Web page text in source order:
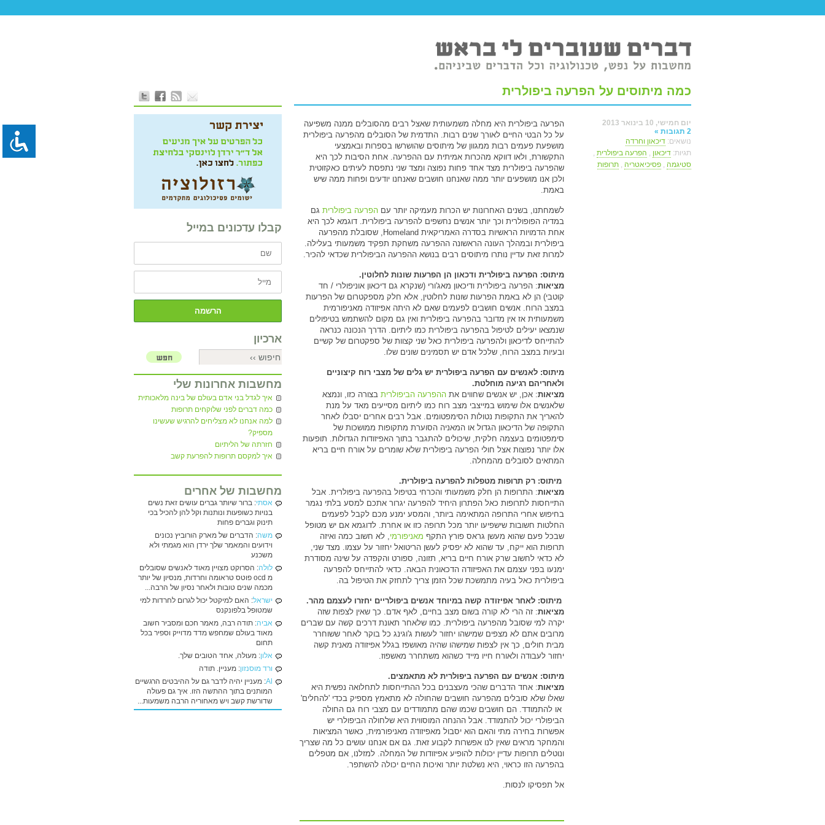
כמה מיתוסים על הפרעה ביפולרית
יום חמישי, 10 בינואר 2013
2 תגובות »
נושאים: דיכאון וחרדה
תגיות: דיכאון , הפרעה ביפולרית ,
סטיגמה , פסיכיאטריה , תרופות
הפרעה ביפולרית היא מחלה משמעותית שאצל רבים מהסובלים ממנה משפיעה
על כל הבטי החיים לאורך שנים רבות. התדמית של הסובלים מהפרעה ביפולרית
מושפעת פעמים רבות ממגוון של מיתוסים שהושרשו בספרות ובאמצעי
התקשורת, ולאו דווקא מהכרות אמיתית עם ההפרעה. אחת הסיבות לכך היא
שהפרעה ביפולרית מצד אחד פחות נפוצה ומצד שני נתפסת לעיתים כאקזוטית
ולכן אנו מושפעים יותר ממה שאנחנו חושבים שאנחנו יודעים ופחות ממה שיש
באמת.
לשמחתנו, בשנים האחרונות יש הכרות מעמיקה יותר עם הפרעה ביפולרית גם
במדיה הפופולרית וכך יותר אנשים נחשפים להפרעה ביפולרית. דוגמא לכך היא
אחת הדמויות הראשיות בסדרה האמריקאית Homeland, שסובלת מהפרעה
ביפולרית ובמהלך העונה הראשונה ההפרעה משחקת תפקיד משמעותי בעלילה.
למרות זאת עדיין נותרו מיתוסים רבים בנושא ההפרעה הביפולרית שכדאי להכיר.
מיתוס: הפרעה ביפולרית ודכאון הן הפרעות שונות לחלוטין.
מציאות: הפרעה ביפולרית ודיכאון מאג'ורי (שנקרא גם דיכאון אוניפולרי / חד
קוטבי) הן לא באמת הפרעות שונות לחלוטין, אלא חלק מספקטרום של הפרעות
במצב הרוח. אנשים חושבים לפעמים שאם לא היתה אפיזודה מאניפורמית
משמעותית אז אין מדובר בהפרעה ביפולרית ואין גם מקום להשתמש בטיפולים
שנמצאו יעילים לטיפול בהפרעה ביפולרית כמו ליתיום. הדרך הנכונה כנראה
להתייחס לדיכאון ולהפרעה ביפולרית כאל שני קצוות של ספקטרום של קשיים
ובעיות במצב הרוח, שלכל אדם יש תסמינים שונים שלו.
מיתוס: לאנשים עם הפרעה ביפולרית יש גלים של מצבי רוח קיצוניים
ולאחריהם רגיעה מוחלטת.
מציאות: אכן, יש אנשים שחווים את ההפרעה הביפולרית בצורה כזו, ונמצא
שלאנשים אלו שימוש במייצבי מצב רוח כמו ליתיום מסייעים מאד על מנת
להאריך את התקופות נטולות הסימפטומים. אבל רבים אחרים יסבלו לאחר
התקופה של הדיכאון הגדול או המאניה הסוערת מתקופות ממושכות של
סימפטומים בעצמה חלקית, שיכולים להתגבר בתוך האפיזודות הגדולות. תופעות
אלו יותר נפוצות אצל חולי הפרעה ביפולרית שלא שומרים על אורח חיים בריא
המתאים לסובלים מהמחלה.
מיתוס: רק תרופות מטפלות להפרעה ביפולרית.
מציאות: התרופות הן חלק משמעותי והכרחי בטיפול בהפרעה ביפולרית. אבל
התייחסות לתרופות כאל הפתרון היחיד להפרעה יגרור אתכם למסע בלתי נגמר
בחיפוש אחרי התרופה המתאימה ביותר, והמסע ימנע מכם לקבל לפעמים
החלטות חשובות שישפיעו יותר מכל תרופה כזו או אחרת. לדוגמא אם יש מטופל
שבכל פעם שהוא מעשן גראס פורץ התקף מאניפורמי, לא חשוב כמה ואיזה
תרופות הוא ייקח, עד שהוא לא יפסיק לעשן הריטואל יחזור על עצמו. מצד שני,
לא כדאי לחשוב שרק אורח חיים בריא, תזונה, ספורט והקפדה על שינה מסודרת
ימנעו בפני עצמם את האפיזודה הדכאונית הבאה. כדאי להתייחס להפרעה
ביפולרית כאל בעיה מתמשכת שכל הזמן צריך לתחזק את הטיפול בה.
מיתוס: לאחר אפיזודה קשה במיוחד אנשים ביפולריים יחזרו לעצמם מהר.
מציאות: זה הרי לא קורה בשום מצב בחיים, לאף אדם. כך שאין לצפות שזה
יקרה למי שסובל מהפרעה ביפולרית. כמו שלאחר תאונת דרכים קשה עם שברים
מרובים אתם לא מצפים שמישהו יחזור לעשות ג'וגינג כל בוקר לאחר ששוחרר
מבית חולים, כך אין לצפות שמישהו שהיה מאושפז בגלל אפיזודה מאנית קשה
יחזור לעבודה ולאורח חייו מייד כשהוא משתחרר מאשפוז.
מיתוס: אנשים עם הפרעה ביפולרית לא מתאמצים.
מציאות: אחד הדברים שהכי מעצבנים בכל ההתייחסות לתחלואה נפשית היא
שאלו שלא סובלים מהפרעה חושבים שהחולה לא מתאמץ מספיק בכדי 'להחלים'
או להתמודד. הם חושבים שכמו שהם מתמודדים עם מצבי רוח גם החולה
הביפולרי יכול להתמודד. אבל ההנחה המוסווית היא שלחולה הביפולרי יש
אפשרות בחירה מתי והאם הוא יסבול מאפיזודה מאניפורמית, כאשר המציאות
והמחקר מראים שאין לנו אפשרות לקבוע זאת. גם אם אנחנו עושים כל מה שצריך
ונוטלים תרופות עדיין יכולות להופיע אפיזודות של המחלה. למזלנו, אם מטפלים
בהפרעה הזו כראוי, היא נשלטת יותר ואיכות החיים יכולה להשתפר.
אל תפסיקו לנסות.
קבלו עדכונים במייל
ארכיון
מחשבות אחרונות שלי
איך לגדל בני אדם בעולם של בינה מלאכותית
כמה דברים לפני שלוקחים תרופות
למה אנחנו לא מצליחים להרגיש שעשינו
מספיק?
חזרתה של הליתיום
איך למקסם תרופות להפרעת קשב
מחשבות של אחרים
אסתי: ברור שיותר גברים עושים זאת נשים
בנויות כשופעות ונותנות וקל להן להכיל בכי
תינוק וגברים פחות
משה: הדברים של מארק הורוביץ נכונים
וידועים והמאמר שלך ירדן הוא מגמתי ולא
משכנע
לולה: הסרוקט מצויין מאוד לאנשים שסובלים
מ ocd פוטס טראומה וחרדות, מנסיון של יותר
מכמה שנים טובות ולאחר נסיון של הרבה...
ישראל: האם למיקטל יכול לגרום לחרדות למי
שמטופל בלפונקנס
אביה: תודה רבה, מאמר חכם ומסביר חשוב
מאוד בעולם שמחפש מדד מדוייק וספיר בכל
תחום
אלון: מעולה, אחד הטובים שלך.
ורד מוסנזון: מעניין. תודה
Al: מעניין יהיה לדבר גם על ההיבטים הרגשיים
המותנים בתוך ההתשה הזו. איך גם פעולה
שדורשת קשב ויש מאחוריה הרבה משמעות...